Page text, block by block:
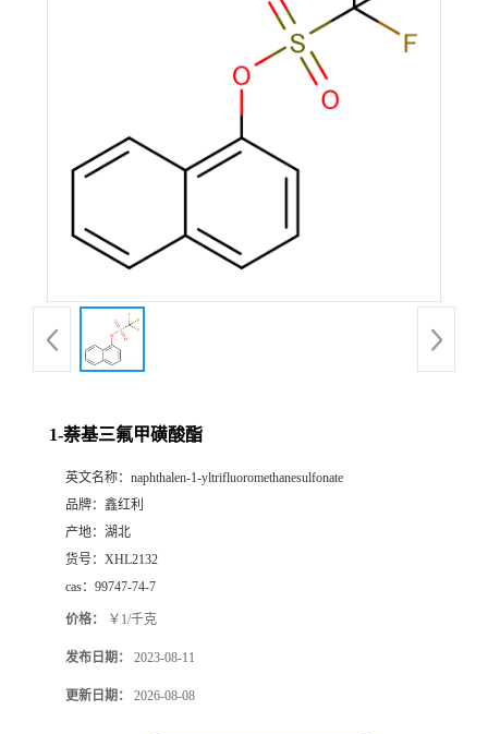
1-萘基三氟甲磺酸酯
英文名称： naphthalen-1-yltrifluoromethanesulfonate
品牌： 鑫红利
产地： 湖北
货号： XHL2132
cas： 99747-74-7
价格： ￥1/千克
发布日期： 2023-08-11
更新日期： 2026-08-08